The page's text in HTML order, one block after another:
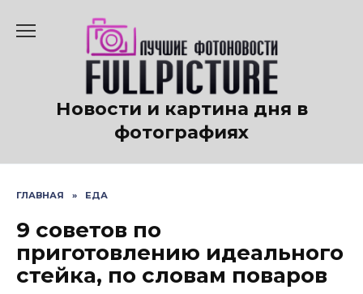
содержанию
Новости и картина дня в
фотографиях
ГЛАВНАЯ » ЕДА
9 советов по
приготовлению идеального
стейка, по словам поваров